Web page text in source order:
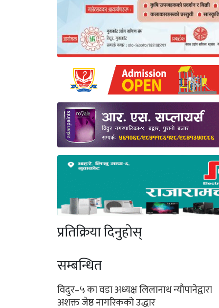
प्रतिक्रिया दिनुहोस्
सम्बन्धित
विदुर–५ का वडा अध्यक्ष लिलानाथ न्यौपानेद्वारा
अशक्त जेष्ठ नागरिकको उद्धार